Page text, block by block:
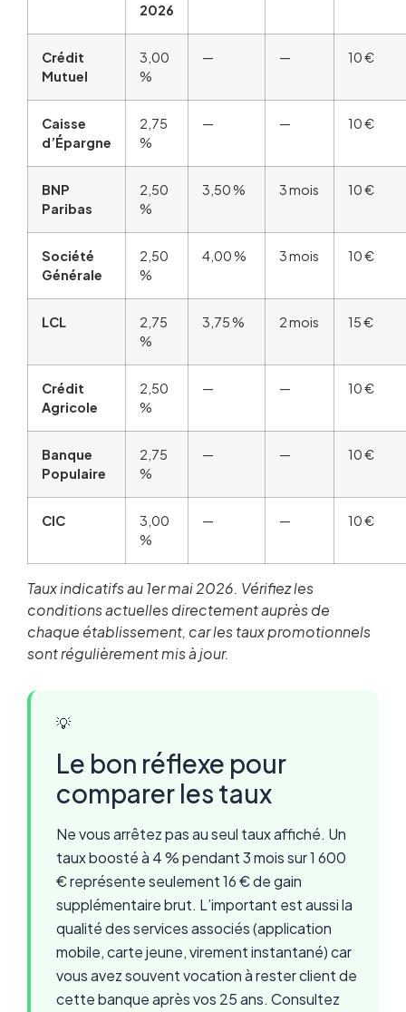
2026
Crédit
Mutuel
3,00
%
— — 10 €
Caisse
d’Épargne
2,75
%
— — 10 €
BNP
Paribas
2,50
%
3,50 % 3 mois 10 €
Société
Générale
2,50
%
4,00 % 3 mois 10 €
LCL
2,75
%
3,75 % 2 mois 15 €
Crédit
Agricole
2,50
%
— — 10 €
Banque
Populaire
2,75
%
— — 10 €
CIC
3,00
%
— — 10 €
Taux indicatifs au 1er mai 2026. Vérifiez les
conditions actuelles directement auprès de
chaque établissement, car les taux promotionnels
sont régulièrement mis à jour.
💡
Le bon réflexe pour
comparer les taux
Ne vous arrêtez pas au seul taux affiché. Un
taux boosté à 4 % pendant 3 mois sur 1 600
€ représente seulement 16 € de gain
supplémentaire brut. L’important est aussi la
qualité des services associés (application
mobile, carte jeune, virement instantané) car
vous avez souvent vocation à rester client de
cette banque après vos 25 ans. Consultez